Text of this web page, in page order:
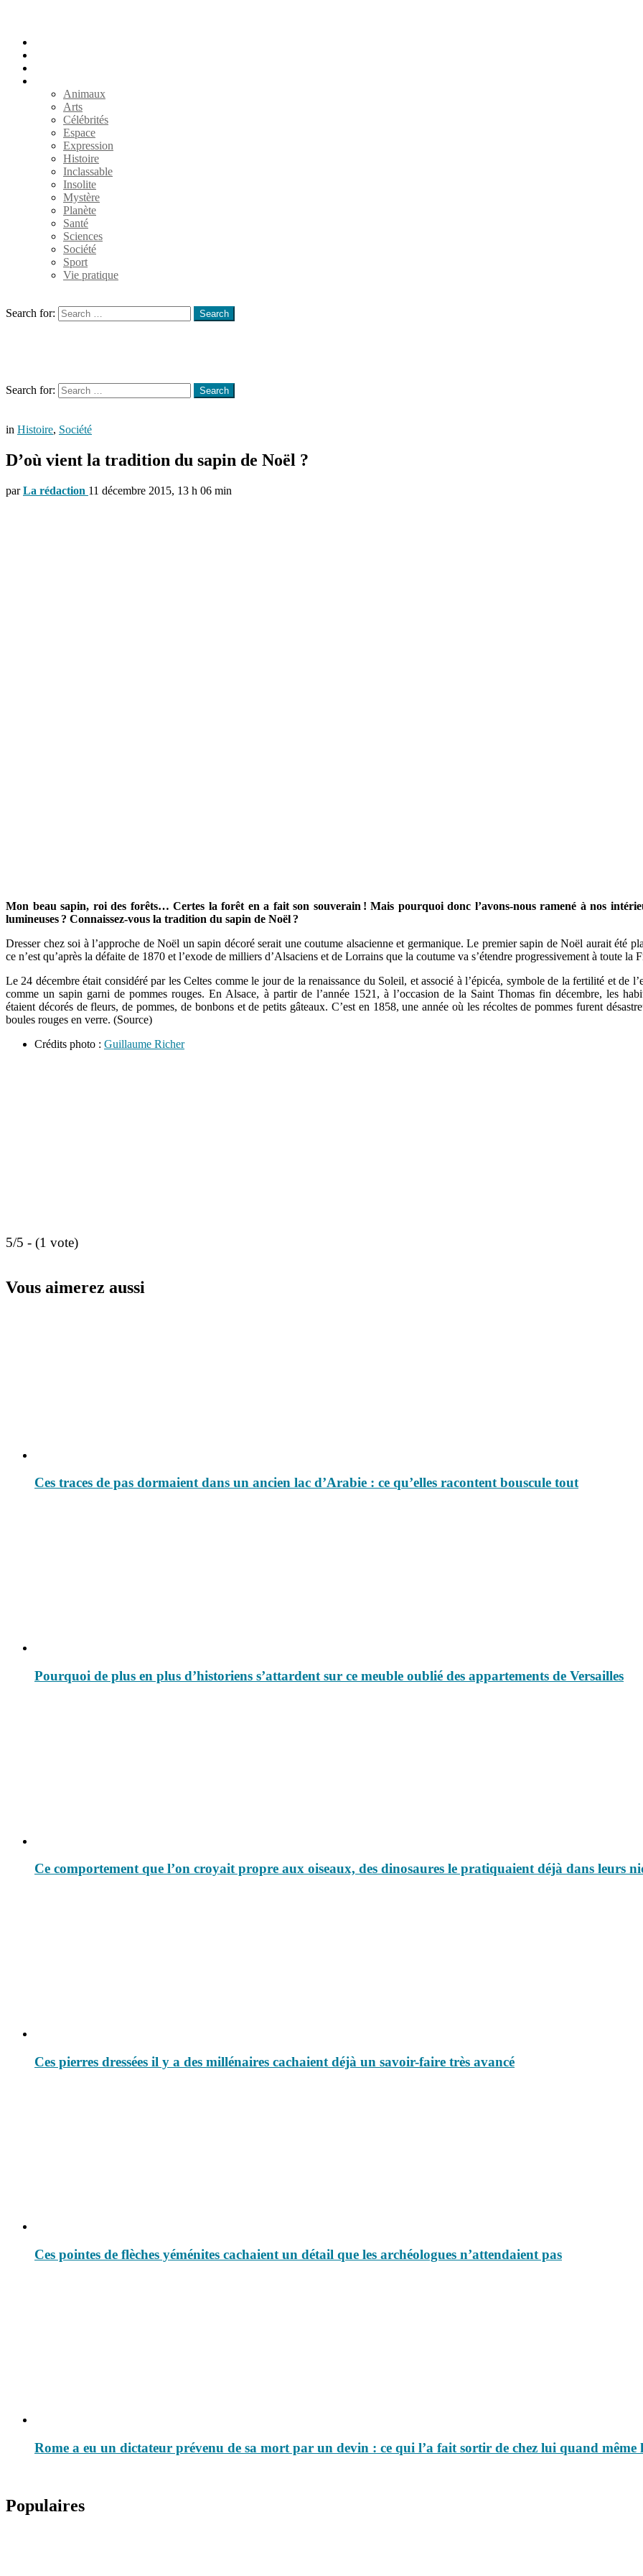
Animaux
Arts
Célébrités
Espace
Expression
Histoire
Inclassable
Insolite
Mystère
Planète
Santé
Sciences
Société
Sport
Vie pratique
Search for:
Search
Search for:
Search
in Histoire, Société
D’où vient la tradition du sapin de Noël ?
par La rédaction 11 décembre 2015, 13 h 06 min
Mon beau sapin, roi des forêts… Certes la forêt en a fait son souverain ! Mais pourquoi donc l’avons-nous ramené à nos
lumineuses ? Connaissez-vous la tradition du sapin de Noël ?
Dresser chez soi à l’approche de Noël un sapin décoré serait une coutume alsacienne et germanique. Le premier sapin de Noël aurait
ce n’est qu’après la défaite de 1870 et l’exode de milliers d’Alsaciens et de Lorrains que la coutume va s’étendre progressivement à toute la
Le 24 décembre était considéré par les Celtes comme le jour de la renaissance du Soleil, et associé à l’épicéa, symbole de la fertilité et de
comme un sapin garni de pommes rouges. En Alsace, à partir de l’année 1521, à l’occasion de la Saint Thomas fin décembre, les
étaient décorés de fleurs, de pommes, de bonbons et de petits gâteaux. C’est en 1858, une année où les récoltes de pommes furent
boules rouges en verre. (Source)
Crédits photo : Guillaume Richer
5/5 - (1 vote)
Vous aimerez aussi
Ces traces de pas dormaient dans un ancien lac d’Arabie : ce qu’elles racontent bouscule tout
Pourquoi de plus en plus d’historiens s’attardent sur ce meuble oublié des appartements de Versailles
Ce comportement que l’on croyait propre aux oiseaux, des dinosaures le pratiquaient déjà dans leurs
Ces pierres dressées il y a des millénaires cachaient déjà un savoir-faire très avancé
Ces pointes de flèches yéménites cachaient un détail que les archéologues n’attendaient pas
Rome a eu un dictateur prévenu de sa mort par un devin : ce qui l’a fait sortir de chez lui quand même
Populaires